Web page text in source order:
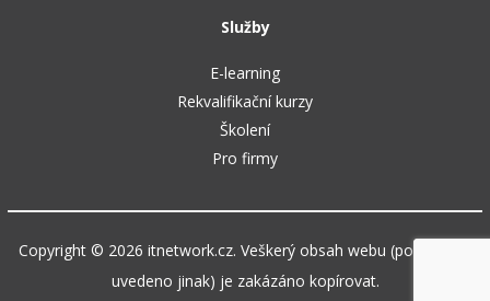
Služby
E-learning
Rekvalifikační kurzy
Školení
Pro firmy
Copyright © 2026 itnetwork.cz. Veškerý obsah webu (pokud není
uvedeno jinak) je zakázáno kopírovat.